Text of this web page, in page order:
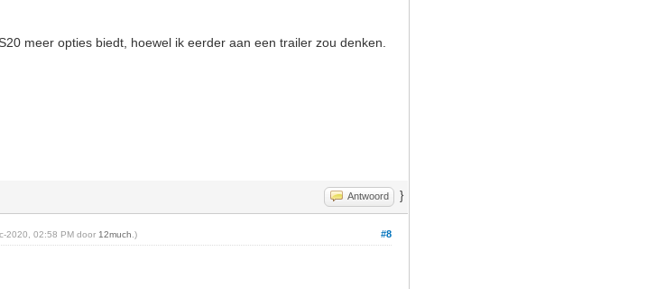
meer opties biedt, hoewel ik eerder aan een trailer zou denken.
Antwoord }
#8
2020, 02:58 PM door 12much .)